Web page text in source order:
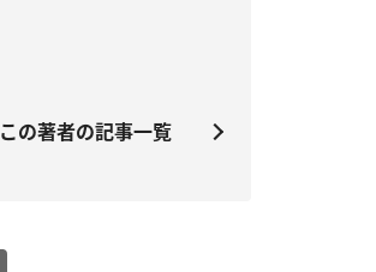
この著者の記事一覧